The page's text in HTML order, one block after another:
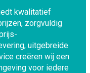
kwalitatief
zorgvuldig
uitgebreide
creëren wij een
voor iedere